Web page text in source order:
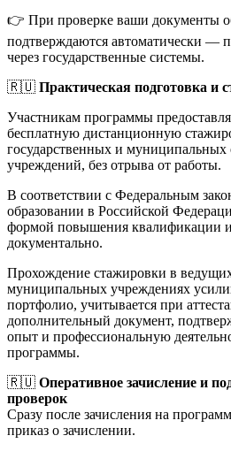
👉 При проверке ваши документы
подтверждаются автоматически —
через государственные системы.
🇷🇺 Практическая подготовка и
Участникам программы
бесплатную дистанционную
государственных и муниципальных
учреждений, без отрыва от работы.
В соответствии с Федеральным
образовании в Российской
формой повышения квалификации и
документально.
Прохождение стажировки в
муниципальных учреждениях
портфолио, учитывается при
дополнительный документ,
опыт и профессиональную
программы.
🇷🇺 Оперативное зачисление и
проверок
Сразу после зачисления на
приказ о зачислении.